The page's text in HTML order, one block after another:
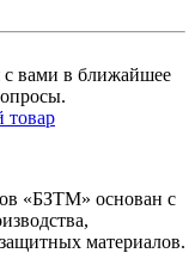
с вами в ближайшее
«БЗТМ» основан с
материалов.